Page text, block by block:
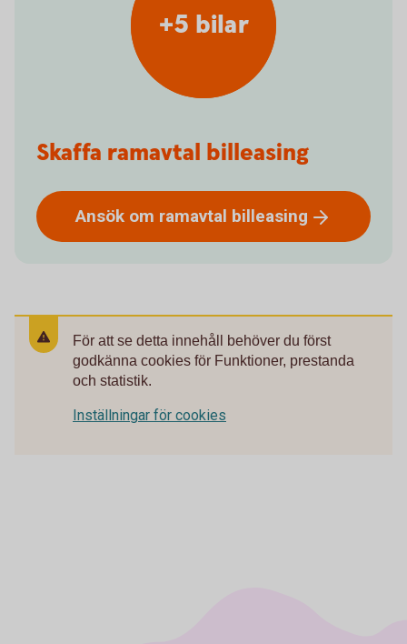
Skaffa ramavtal billeasing
Ansök om ramavtal billeasing
+5 bilar
För att se detta innehåll behöver du först
godkänna cookies för Funktioner, prestanda
och statistik.
Inställningar för cookies